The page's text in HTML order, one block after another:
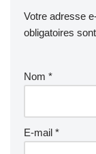
Votre adresse
obligatoires
Nom *
E-mail *